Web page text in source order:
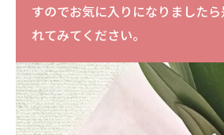
すのでお気に入りになりました
れてみてください。